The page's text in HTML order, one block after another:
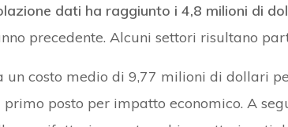
dati ha raggiunto i 4,8 milioni di
precedente. Alcuni settori risultano
un costo medio di 9,77 milioni di dollari
primo posto per impatto economico. A